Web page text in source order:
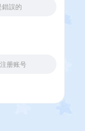
錯誤的
册账号